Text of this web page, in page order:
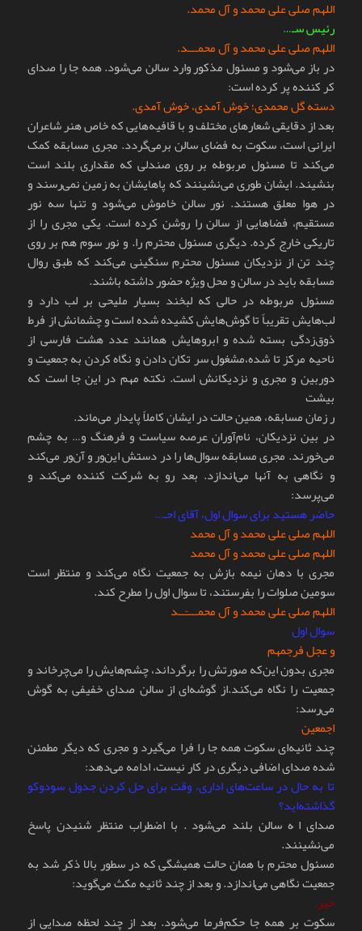
اللهم صلی علی محمد و آل محمد.
رئیس سـ…
اللهم صلی علی محمد و آل محمـــد.
در باز می‌شود و مسئول مذکور وارد سالن می‌شود. همه جا را صدای
کر کننده پر کرده است:
دسته گل محمدی؛ خوش آمدی، خوش آمدی.
بعد از دقایقی شعارهای مختلف و با قافیه‌هایی که خاص هنر شاعران
ایرانی است، سکوت به فضای سالن بر‌می‌گردد. مجری مسابقه کمک
می‌کند تا مسئول مربوطه بر روی صندلی که مقداری بلند است
بنشیند. ایشان طوری می‌نشینند که پاهایشان به زمین نمی‌رسند و
در هوا معلق هستند. نور سالن خاموش می‌شود و تنها سه نور
مستقیم، فضاهایی از سالن را روشن کرده است. یکی مجری را از
تاریکی خارج کرده. دیگری مسئول محترم را. و نور سوم هم بر روی
چند تن از نزدیکان مسئول محترم سنگینی می‌کند که طبق روال
مسابقه باید در سالن و محل ویژه حضور داشته باشند.
مسئول مربوطه در حالی که لبخند بسیار ملیحی بر لب دارد و
لب‌هایش تقریباً تا گوش‌هایش کشیده شده است و چشمانش از فرط
ذوق‌زدگی بسته شده و ابروهایش همانند عدد هشت فارسی از
ناحیه مرکز تا شده،مشغول سر تکان دادن و نگاه کردن به جمعیت و
دوربین و مجری و نزدیکانش است. نکته مهم در این جا است که
بیشت
ر زمان مسابقه، همین حالت در ایشان کاملاً پایدار می‌ماند.
در بین نزدیکان، نام‌آوران عرصه سیاست و فرهنگ و… به چشم
می‌خورند. مجری مسابقه سوال‌ها را در دستش این‌ور و آن‌ور می‌کند
و نگاهی به آنها می‌اندازد. بعد رو به شرکت کننده می‌کند و
می‌پرسد:
حاضر هستید برای سوال اول، آقای احـ…
اللهم صلی علی محمد و آل محمد
اللهم صلی علی محمد و آل محمد
مجری با دهان نیمه بازش به جمعیت نگاه می‌کند و منتظر است
سومین صلوات را بفرستند، تا سوال اول را مطرح کند.
اللهم صلی علی محمد و آل محمــــّــد
سوال اول
و عجل فرجمهم
مجری بدون این‌که صورتش را برگرداند، چشم‌هایش را می‌چرخاند و
جمعیت را نگاه می‌کند.از گوشه‌ای از سالن صدای خفیفی به گوش
می‌رسد:
اجمعین
چند ثانیه‌ای سکوت همه جا را فرا می‌گیرد و مجری که دیگر مطمئن
شده صدای اضافی دیگری در کار نیست، ادامه می‌دهد:
تا به حال در ساعت‌های اداری، وقت برای حل کردن جدول سودوکو
گذاشته‌اید؟
صدای ا ُه سالن بلند می‌شود . با اضطراب منتظر شنیدن پاسخ
می‌نشینند.
مسئول محترم با همان حالت همیشگی که در سطور بالا ذکر شد به
جمعیت نگاهی می‌اندازد. و بعد از چند ثانیه مکث می‌گوید:
خیر.
سکوت بر همه جا حکم‌فرما می‌شود. بعد از چند لحظه صدایی از